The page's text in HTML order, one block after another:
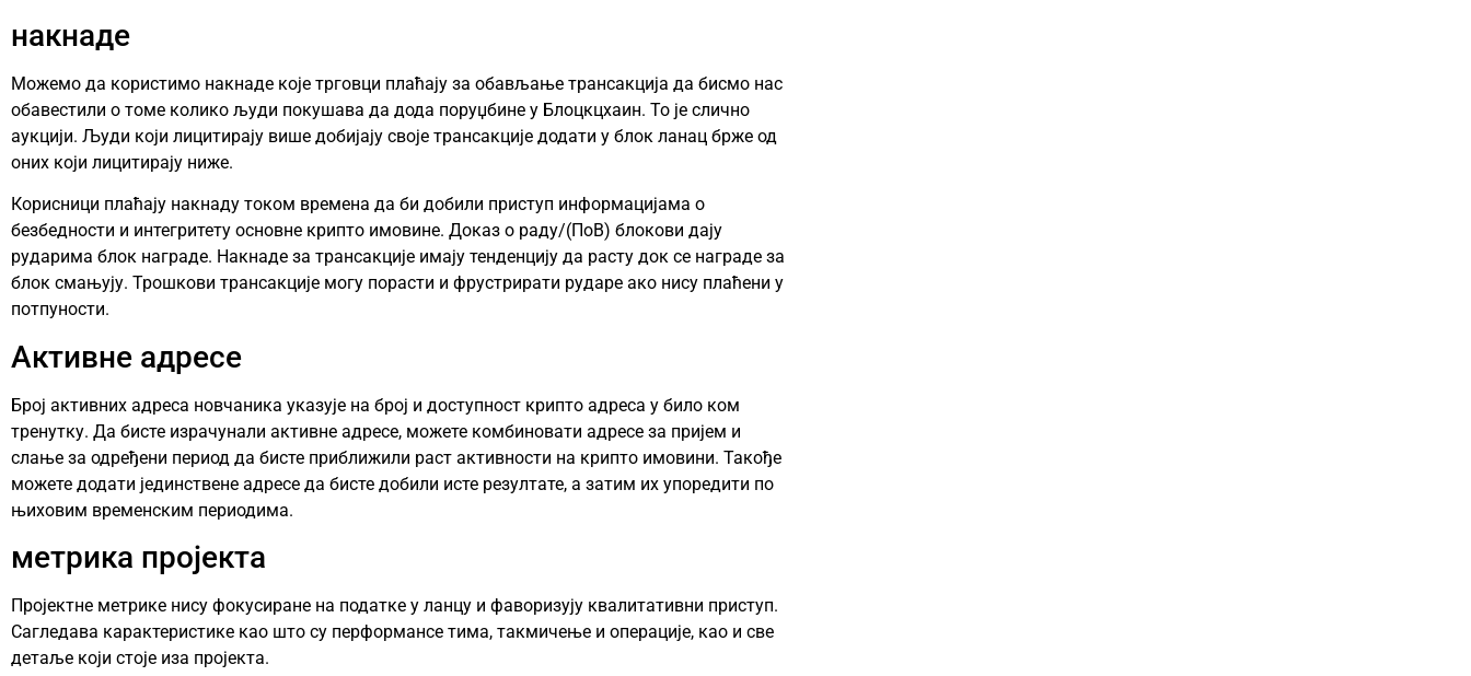
накнаде
Можемо да користимо накнаде које трговци плаћају за обављање трансакција да бисмо нас
обавестили о томе колико људи покушава да дода поруџбине у Блоцкцхаин. То је слично
аукцији. Људи који лицитирају више добијају своје трансакције додати у блок ланац брже од
оних који лицитирају ниже.
Корисници плаћају накнаду током времена да би добили приступ информацијама о
безбедности и интегритету основне крипто имовине. Доказ о раду/(ПоВ) блокови дају
рударима блок награде. Накнаде за трансакције имају тенденцију да расту док се награде за
блок смањују. Трошкови трансакције могу порасти и фрустрирати рударе ако нису плаћени у
потпуности.
Активне адресе
Број активних адреса новчаника указује на број и доступност крипто адреса у било ком
тренутку. Да бисте израчунали активне адресе, можете комбиновати адресе за пријем и
слање за одређени период да бисте приближили раст активности на крипто имовини. Такође
можете додати јединствене адресе да бисте добили исте резултате, а затим их упоредити по
њиховим временским периодима.
метрика пројекта
Пројектне метрике нису фокусиране на податке у ланцу и фаворизују квалитативни приступ.
Сагледава карактеристике као што су перформансе тима, такмичење и операције, као и све
детаље који стоје иза пројекта.